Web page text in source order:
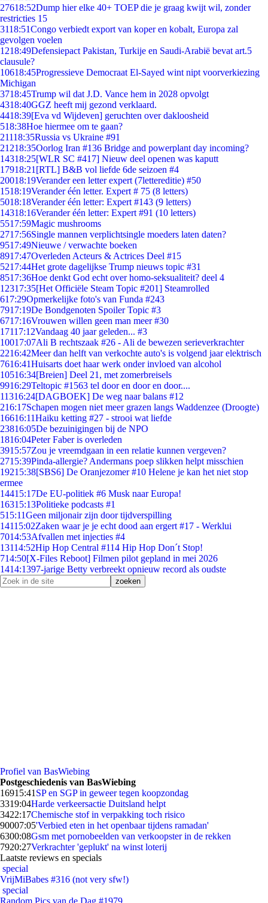
27618:52Dump hier elke 40+ TOEP die je graag kwijt wil, zonder
restricties 15
3118:51Congo verbiedt export van koper en kobalt, Europa zal
gevolgen voelen
1218:49Defensiepact Pakistan, Turkije en Saudi-Arabië bevat art.5
clausule?
10618:45Progressieve Democraat El-Sayed wint nipt voorverkiezing
Michigan
3718:45Trump wil dat J.D. Vance hem in 2028 opvolgt
4318:40GGZ heeft mij gezond verklaard.
4418:39[Eva vd Wijdeven] geruchten over dakloosheid
518:38Hoe hiermee om te gaan?
21118:35Russia vs Ukraine #91
21218:35Oorlog Iran #136 Bridge and powerplant day incoming?
14318:25[WLR SC #417] Nieuw deel openen was kaputt
17918:21 [RTL] B&B vol liefde 6de seizoen #4
20018:19Verander een letter expert (7lettereditie) #50
1518:19Verander één letter. Expert # 75 (8 letters)
5018:18Verander één letter: Expert #143 (9 letters)
14318:16Verander één letter: Expert #91 (10 letters)
5517:59Magic mushrooms
2717:56Single mannen verplichtsingle moeders laten daten?
9517:49Nieuwe / verwachte boeken
8917:47Overleden Acteurs & Actrices Deel #15
5217:44Het grote dagelijkse Trump nieuws topic #31
8517:36Hoe denkt God echt over homo-seksualiteit? deel 4
12317:35[Het Officiële Steam Topic #201] Steamrolled
617:29Opmerkelijke foto's van Funda #243
7917:19De Bondgenoten Spoiler Topic #3
6717:16Vrouwen willen geen man meer #30
17117:12Vandaag 40 jaar geleden... #3
10017:07Ali B rechtszaak #26 - Ali de bewezen serieverkrachter
2216:42Meer dan helft van verkochte auto's is volgend jaar elektrisch
7616:41Huisarts doet haar werk onder invloed van alcohol
10516:34[Breien] Deel 21, met zomerbreisels
9916:29Teltopic #1563 tel door en door en door....
11316:24[DAGBOEK] De weg naar balans #12
216:17Schapen mogen niet meer grazen langs Waddenzee (Droogte)
16616:11Haiku ketting #27 - strooi wat liefde
23816:05De bezuinigingen bij de NPO
1816:04Peter Faber is overleden
3915:57Zou je vreemdgaan in een relatie kunnen vergeven?
2715:39Pinda-allergie? Andermans poep slikken helpt misschien
19215:38[SBS6] De Oranjezomer #10 Helene je kan het niet stop
ermee
14415:17De EU-politiek #6 Musk naar Europa!
16315:13Politieke podcasts #1
515:11Geen miljonair zijn door tijdverspilling
14115:02Zaken waar je je echt dood aan ergert #17 - Werklui
7014:53Afvallen met injecties #4
13114:52Hip Hop Central #114 Hip Hop Don´t Stop!
714:50[X-Files Reboot] Filmen pilot gepland in mei 2026
1414:1397-jarige Betty verbreekt opnieuw record als oudste
Profiel van BasWiebing
Postgeschiedenis van BasWiebing
16915:41 SP en SGP in geweer tegen koopzondag
3319:04Harde verkeersactie Duitsland helpt
3422:17Chemische stof in verpakking toch risico
90007:05'Verbied eten in het openbaar tijdens ramadan'
6300:08Gsm met pornobeelden van verkoopster in de rekken
7920:27Verkrachter 'geplukt' na winst loterij
Laatste reviews en specials
special
VrijMiBabes #316 (not very sfw!)
special
Random Pics van de Dag #1979